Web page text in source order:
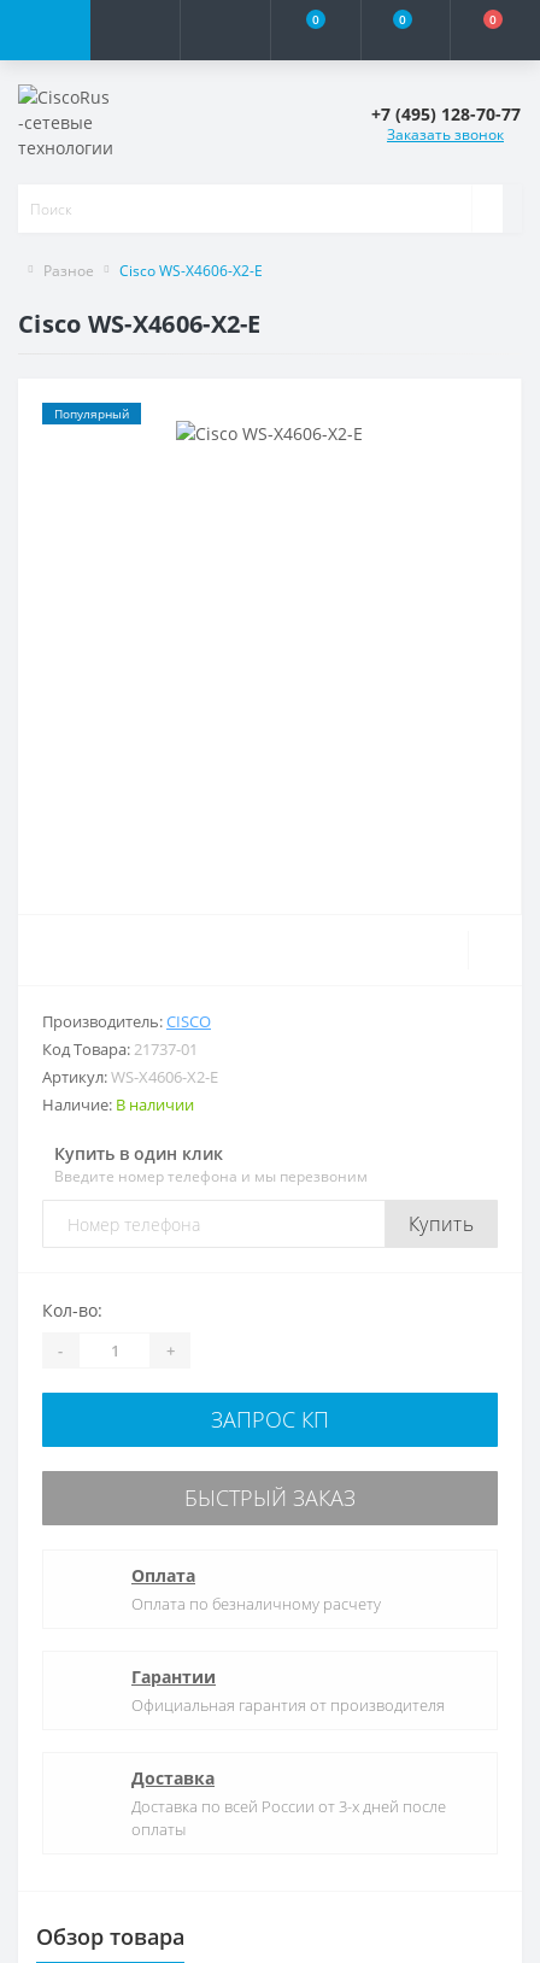
0 0 0
+7 (495) 128-70-77
Заказать звонок
Разное Cisco WS-X4606-X2-E
Cisco WS-X4606-X2-E
Популярный
Производитель:CISCO
Код Товара:21737-01
Артикул:WS-X4606-X2-E
Наличие: В наличии
Купить в один клик
Введите номер телефона и мы перезвоним
Купить
Кол-во:
- +
ЗАПРОС КП
БЫСТРЫЙ ЗАКАЗ
Оплата
Оплата по безналичному расчету
Гарантии
Официальная гарантия от производителя
Доставка
Доставка по всей России от 3-х дней после
оплаты
Обзор товара